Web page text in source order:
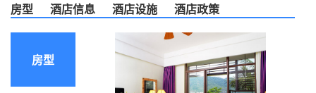
房型 酒店信息 酒店设施 酒店政策
房型